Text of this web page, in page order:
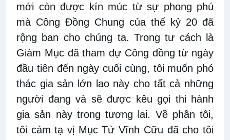
mới còn được kín múc từ sự phong phú
mà Công Đồng Chung của thế kỷ 20 đã
rộng ban cho chúng ta. Trong tư cách là
Giám Mục đã tham dự Công đồng từ ngày
đầu tiên đến ngày cuối cùng, tôi muốn phó
thác gia sản lớn lao này cho tất cả những
người đang và sẽ được kêu gọi thi hành
gia sản này trong tương lai. Về phần tôi,
tôi cảm tạ vị Mục Tử Vĩnh Cữu đã cho tôi